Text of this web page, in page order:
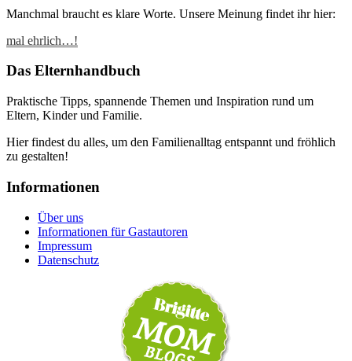
Manchmal braucht es klare Worte. Unsere Meinung findet ihr hier:
mal ehrlich…!
Das Elternhandbuch
Praktische Tipps, spannende Themen und Inspiration rund um
Eltern, Kinder und Familie.
Hier findest du alles, um den Familienalltag entspannt und fröhlich
zu gestalten!
Informationen
Über uns
Informationen für Gastautoren
Impressum
Datenschutz